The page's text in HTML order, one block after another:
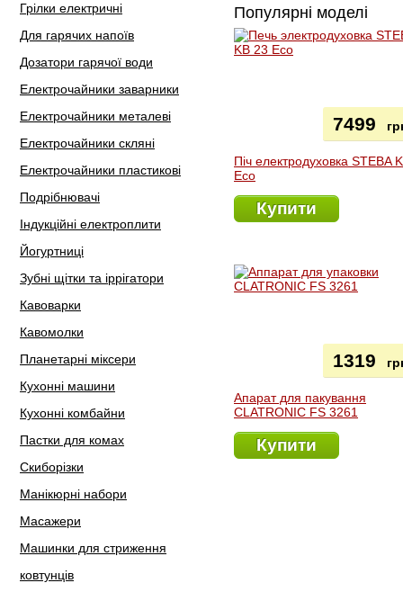
Грілки електричні
Для гарячих напоїв
Дозатори гарячої води
Електрочайники заварники
Електрочайники металеві
Електрочайники скляні
Електрочайники пластикові
Подрібнювачі
Індукційні електроплити
Йогуртниці
Зубні щітки та іррігатори
Кавоварки
Кавомолки
Планетарні міксери
Кухонні машини
Кухонні комбайни
Пастки для комах
Скиборізки
Манікюрні набори
Масажери
Машинки для стриження
ковтунців
Популярні моделі
Піч електродуховка STEBA
Eco
7499
Купити
Апарат для пакування
CLATRONIC FS 3261
1319
Купити